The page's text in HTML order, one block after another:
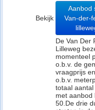
Bekijk
Aanbod
Van-der-
De Van Der
Lilleweg
momenteel
o.b.v. de
vraagprijs
o.b.v.
totaal aantal
met aanbod
50.De drie